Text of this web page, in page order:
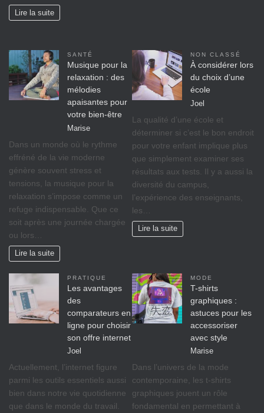
Lire la suite
SANTÉ
Musique pour la
relaxation : des
mélodies
apaisantes pour
votre bien-être
Marise
Dans un monde où le rythme
effréné de la vie moderne
génère souvent stress et
tensions, la musique pour la
relaxation s’impose comme un
refuge indispensable. Que ce
soit après une journée chargée
ou lors…
Lire la suite
NON CLASSÉ
À considérer lors
du choix d’une
école
Joel
La qualité d’une école et
déterminer si c’est le bon endroit
pour votre enfant implique plus
que simplement examiner ses
résultats aux tests. Il y a aussi la
diversité du campus,
l’expérience des enseignants,
les…
Lire la suite
PRATIQUE
Les avantages
des
comparateurs en
ligne pour choisir
son offre internet
Joel
Actuellement, l’internet figure
parmi les outils essentiels aussi
bien dans notre vie quotidienne
que dans le monde du travail.
MODE
T-shirts
graphiques :
astuces pour les
accessoriser
avec style
Marise
Dans l’univers de la mode
contemporaine, les t-shirts
graphiques jouent un rôle
fondamental en permettant à